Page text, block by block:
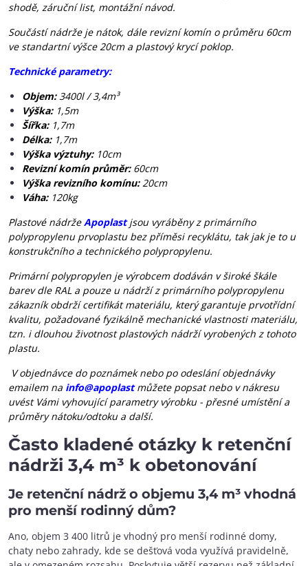
shodě, záruční list, montážní návod.
Součástí nádrže je nátok, dále revizní komín o průměru 60cm
ve standartní výšce 20cm a plastový krycí poklop.
Technické parametry:
Objem:3400l / 3,4m³
Výška: 1,5m
Šířka: 1,7m
Délka: 1,7m
Výška výztuhy: 10cm
Revizní komín průměr: 60cm
Výška revizního komínu:20cm
Váha: 120kg
Plastové nádrže Apoplastjsou vyráběny z primárního
polypropylenu prvoplastu bez příměsi recyklátu, tak jak je to u
konstrukčního a technického polypropylenu.
Primární polypropylen je výrobcem dodáván v široké škále
barev dle RAL a pouze u nádrží z primárního polypropylenu
zákazník obdrží certifikát materiálu, který garantuje prvotřídní
kvalitu, požadované fyzikálně mechanické vlastnosti materiálu,
tzn. i dlouhou životnost plastových nádrží vyrobených z tohoto
plastu.
V objednávce do poznámek nebo po odeslání objednávky
emailem na info@apoplastmůžete popsat nebo v nákresu
uvést Vámi vyhovující parametry výrobku - přesné umístění a
průměry nátoku/odtoku a další.
Často kladené otázky k retenční
nádrži 3,4 m³ k obetonování
Je retenční nádrž o objemu 3,4 m³ vhodná
pro menší rodinný dům?
Ano, objem 3 400 litrů je vhodný pro menší rodinné domy,
chaty nebo zahrady, kde se dešťová voda využívá pravidelně,